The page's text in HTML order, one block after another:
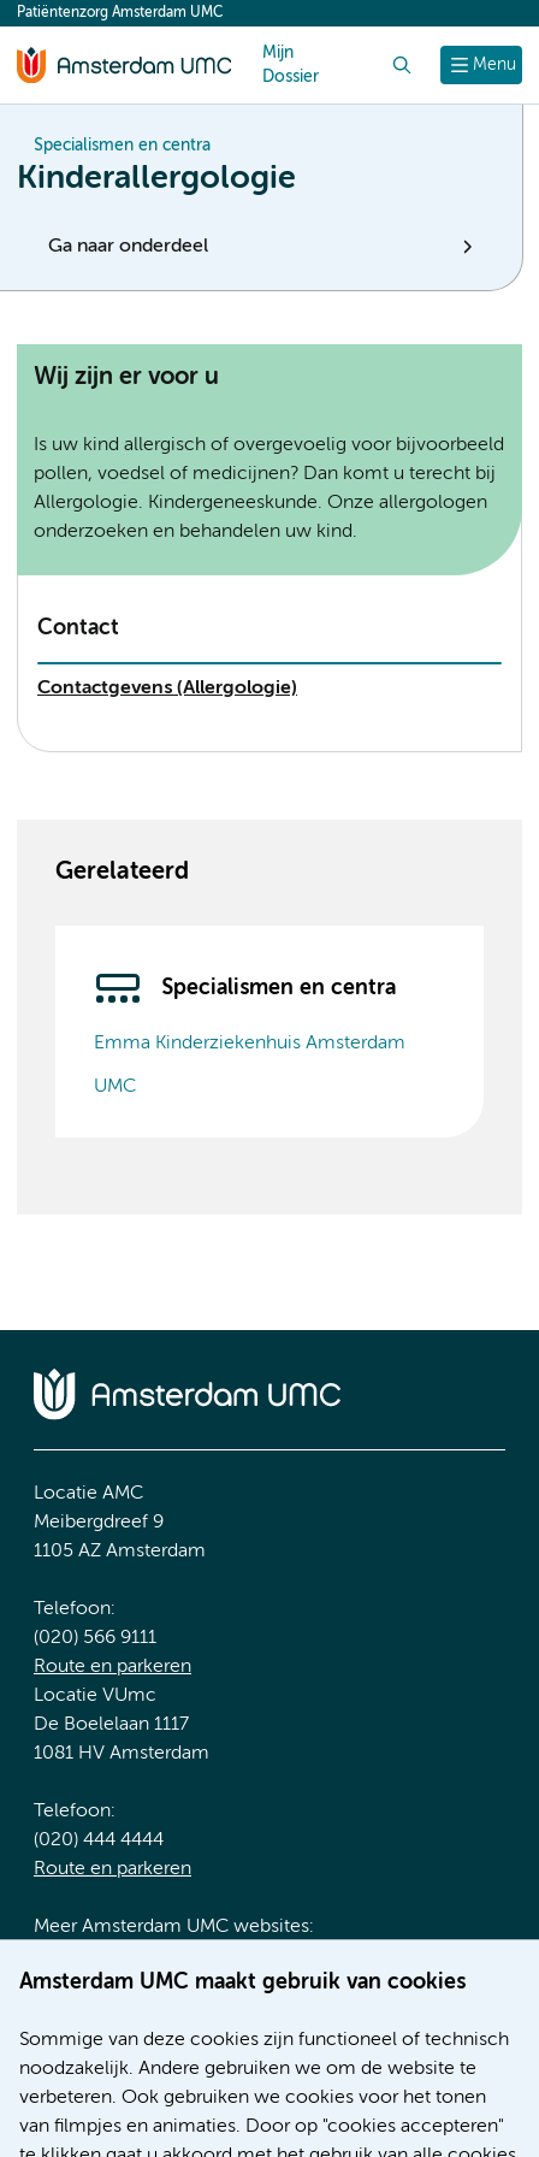
content
Amsterdam UMC maakt gebruik van cookies
Sommige van deze cookies zijn functioneel of technisch
noodzakelijk. Andere gebruiken we om de website te
verbeteren. Ook gebruiken we cookies voor het tonen
van filmpjes en animaties. Door op "cookies accepteren"
Menu
Patiëntenzorg Amsterdam UMC
Mijn
Dossier
Specialismen en centra
Kinderallergologie
Ga naar onderdeel
Wij zijn er voor u
Is uw kind allergisch of overgevoelig voor bijvoorbeeld
pollen, voedsel of medicijnen? Dan komt u terecht bij
Allergologie. Kindergeneeskunde. Onze allergologen
onderzoeken en behandelen uw kind.
Contact
Contactgevens (Allergologie)
Gerelateerd
Specialismen en centra
Emma Kinderziekenhuis Amsterdam
UMC
Locatie AMC
Meibergdreef 9
1105 AZ Amsterdam
Telefoon:
(020) 566 9111
Route en parkeren
Locatie VUmc
De Boelelaan 1117
1081 HV Amsterdam
Telefoon:
(020) 444 4444
Route en parkeren
Meer Amsterdam UMC websites:
Werken bij Amsterdam UMC
Nieuws
Research
Educatie locatie AMC
Educatie locatie VUmc